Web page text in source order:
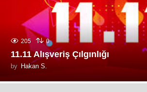
205 0
11.11 Alışveriş Çılgınlığı
by Hakan S.